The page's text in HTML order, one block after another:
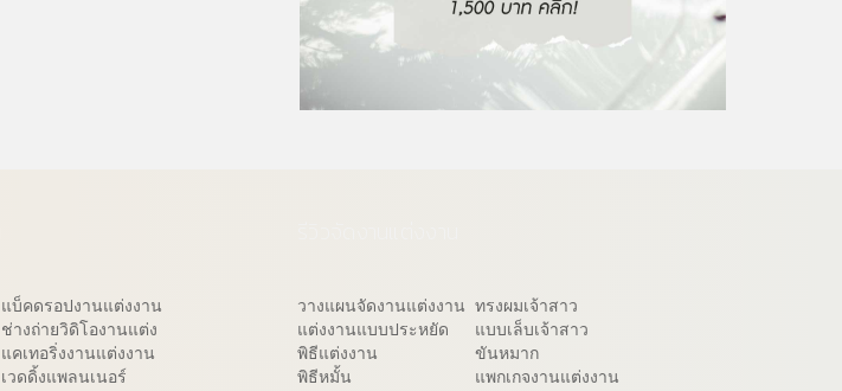
แบ็คดรอปงานแต่งงาน
ช่างถ่ายวิดิโองานแต่ง
แคเทอริ่งงานแต่งงาน
เวดดิ้งแพลนเนอร์
วางแผนจัดงานแต่งงาน
แต่งงานแบบประหยัด
พิธีแต่งงาน
พิธีหมั้น
ทรงผมเจ้าสาว
แบบเล็บเจ้าสาว
ขันหมาก
แพกเกจงานแต่งงาน